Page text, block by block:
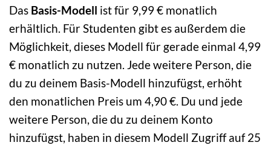
Das Basis-Modell ist für 9,99 € monatlich
erhältlich. Für Studenten gibt es außerdem die
Möglichkeit, dieses Modell für gerade einmal 4,99
€ monatlich zu nutzen. Jede weitere Person, die
du zu deinem Basis-Modell hinzufügst, erhöht
den monatlichen Preis um 4,90 €. Du und jede
weitere Person, die du zu deinem Konto
hinzufügst, haben in diesem Modell Zugriff auf 25